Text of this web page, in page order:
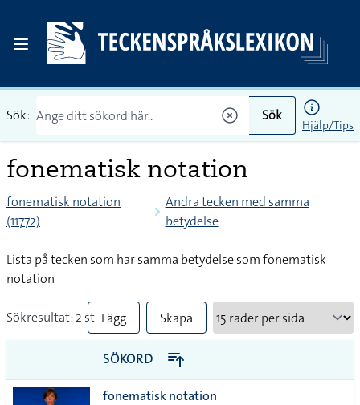
Sök: Sök
Hjälp/Tips
fonematisk notation
fonematisk notation
(11772)
Andra tecken med samma
betydelse
Lista på tecken som har samma betydelse som fonematisk
notation
Sökresultat: 2 st Lägg
till
alla i
Skapa
PDF
SÖKORD
fonematisk notation